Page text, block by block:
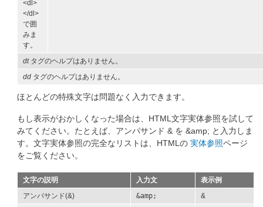
<dl>
</dl>
で囲
みま
す。
dtタグのヘルプはありません。
dd タグのヘルプはありません。
ほとんどの特殊文字は問題なく入力できます。
もし表示がおかしくなった場合は、HTML文字実体参照を試して
みてください。たとえば、アンパサンド & を &amp; と入力しま
す。文字実体参照の完全なリストは、HTMLの 実体参照ページ
をご覧ください。
文字の説明 入力文
表示例
アンパサンド(&)
&amp;
&